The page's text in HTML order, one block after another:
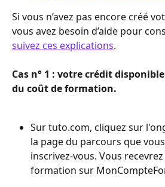
Si vous n’avez pas encore créé
vous avez besoin d’aide pour
suivez ces explications.
Cas n° 1 : votre crédit
du coût de formation.
Sur tuto.com, cliquez sur
la page du parcours que
inscrivez-vous. Vous
formation sur